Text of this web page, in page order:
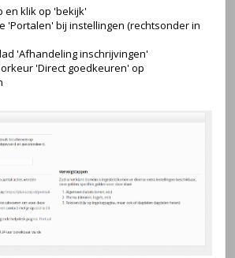
en klik op 'bekijk'
'Portalen' bij instellingen (rechtsonder in
'Afhandeling inschrijvingen'
'Direct goedkeuren' op